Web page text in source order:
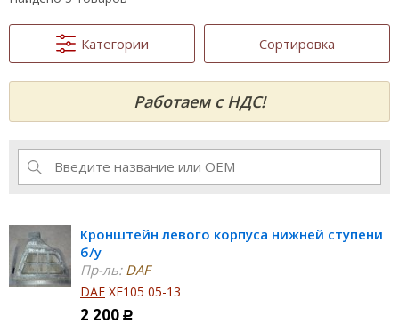
Категории Сортировка
Работаем с НДС!
Кронштейн левого корпуса нижней ступени
б/у
Пр-ль:DAF
DAF XF105 05-13
2 200 Р